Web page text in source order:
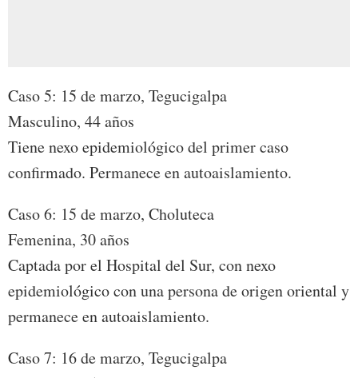
Caso 5: 15 de marzo, Tegucigalpa
Masculino, 44 años
Tiene nexo epidemiológico del primer caso
confirmado. Permanece en autoaislamiento.
Caso 6: 15 de marzo, Choluteca
Femenina, 30 años
Captada por el Hospital del Sur, con nexo
epidemiológico con una persona de origen oriental y
permanece en autoaislamiento.
Caso 7: 16 de marzo, Tegucigalpa